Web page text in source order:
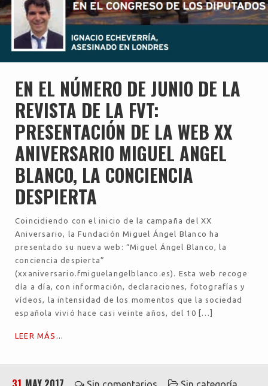
EN EL NÚMERO DE JUNIO DE LA
REVISTA DE LA FVT:
PRESENTACIÓN DE LA WEB XX
ANIVERSARIO MIGUEL ANGEL
BLANCO, LA CONCIENCIA
DESPIERTA
Coincidiendo con el inicio de la campaña del XX
Aniversario, la Fundación Miguel Ángel Blanco ha
presentado su nueva web: “Miguel Ángel Blanco, la
conciencia despierta”
(xxaniversario.fmiguelangelblanco.es). Esta web recoge
día a día, con información, declaraciones, fotografías y
vídeos, la intensidad de los momentos que la sociedad
española vivió hace casi veinte años, del 10 […]
LEER MÁS...